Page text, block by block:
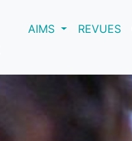
AIMS(current)REVUES